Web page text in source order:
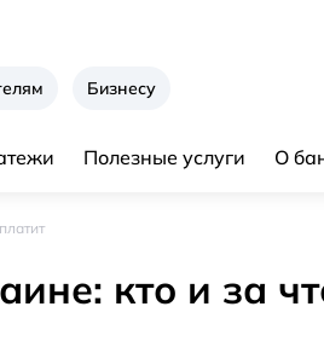
Бизнесу
Полезные услуги О
кто и за